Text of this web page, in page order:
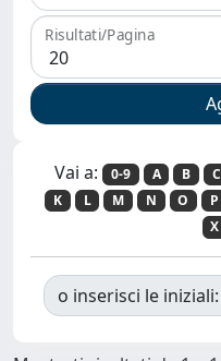
Risultati/Pagina
Vai a: 0-9 A B C
K
L M N O P
X
o inserisci le iniziali: